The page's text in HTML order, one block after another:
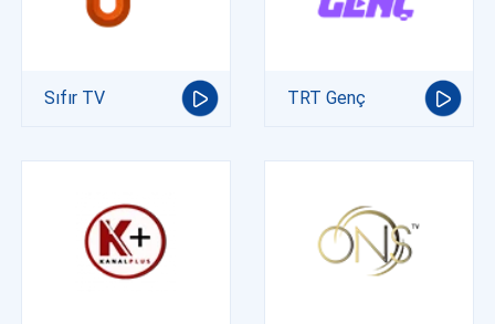
Sıfır TV TRT Genç